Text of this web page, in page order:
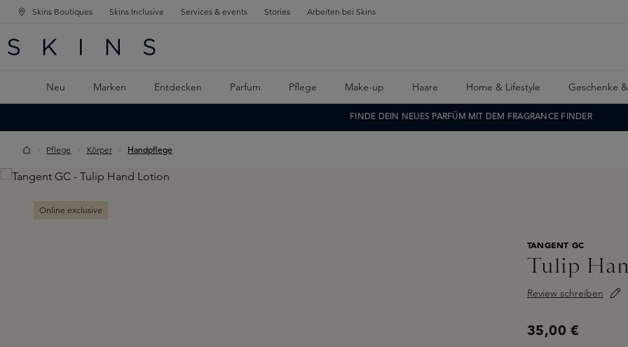
SPRINGEN
SPRINGEN
Skins Boutiques Skins Inclusive Services & events Stories Arbeiten bei Skins
Neu Marken Entdecken Parfum Pflege Make-up Haare Home & Lifestyle Geschenke
FINDE DEIN NEUES PARFÜM MIT DEM FRAGRANCE FINDER
Pflege Körper Handpflege
Skip image gallery
Online exclusive
TANGENT GC
Tulip
Review schreiben
35,00 €